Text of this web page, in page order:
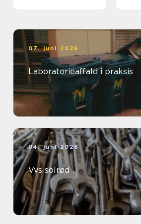
07. juni 2026
Laboratorieaffald i praksis
04. juni 2026
Vvs solrød